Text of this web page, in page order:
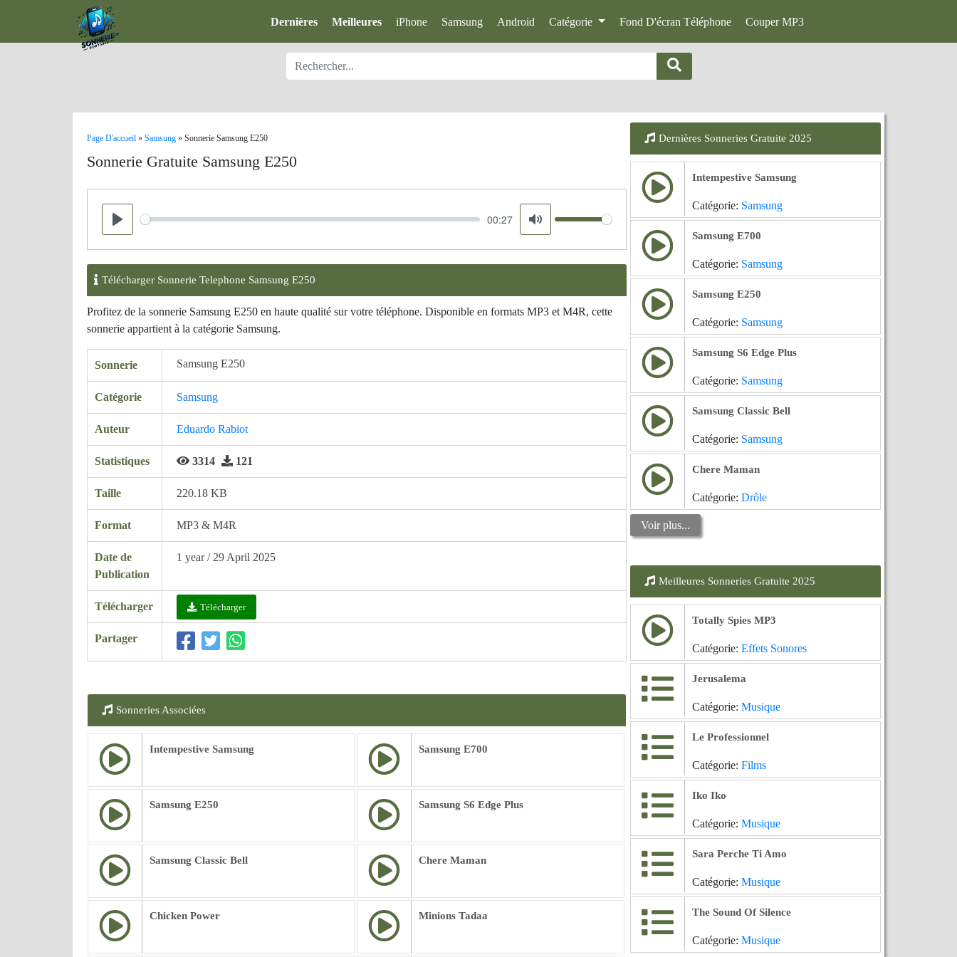
Dernières Meilleures iPhone Samsung Android Catégorie Fond D'écran Téléphone Couper MP3
Page D'accueil » Samsung » Sonnerie Samsung E250
Sonnerie Gratuite Samsung E250
Play
Seek 00:27
Mute
Volume
Télécharger Sonnerie Telephone Samsung E250
Profitez de la sonnerie Samsung E250 en haute qualité sur votre téléphone. Disponible en formats MP3 et M4R, cette
sonnerie appartient à la catégorie Samsung.
Sonnerie Samsung E250
Catégorie Samsung
Auteur Eduardo Rabiot
Statistiques 3314 121
Taille 220.18 KB
Format MP3 & M4R
Date de
Publication
1 year / 29 April 2025
Télécharger Télécharger
Partager
Sonneries Associées
Intempestive Samsung Samsung E700
Samsung E250 Samsung S6 Edge Plus
Samsung Classic Bell Chere Maman
Chicken Power Minions Tadaa
Dernières Sonneries Gratuite 2025
Intempestive Samsung
Catégorie: Samsung
Samsung E700
Catégorie: Samsung
Samsung E250
Catégorie: Samsung
Samsung S6 Edge Plus
Catégorie: Samsung
Samsung Classic Bell
Catégorie: Samsung
Chere Maman
Catégorie: Drôle
Voir plus...
Meilleures Sonneries Gratuite 2025
Totally Spies MP3
Catégorie: Effets Sonores
Jerusalema
Catégorie: Musique
Le Professionnel
Catégorie: Films
Iko Iko
Catégorie: Musique
Sara Perche Ti Amo
Catégorie: Musique
The Sound Of Silence
Catégorie: Musique